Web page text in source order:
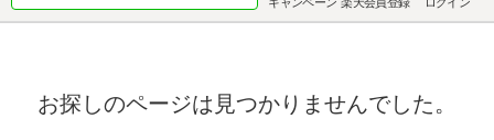
お探しのページは見つかりませんでした。